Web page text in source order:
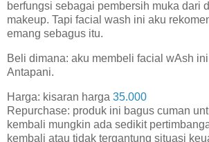
berfungsi sebagai pembersih muka dari
makeup. Tapi facial wash ini aku
emang sebagus itu.
Beli dimana: aku membeli facial wAsh
Antapani.
Harga: kisaran harga 35.000
Repurchase: produk ini bagus cuman
kembali mungkin ada sedikit
kembali atau tidak tergantung situasi